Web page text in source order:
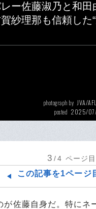
ー佐藤淑乃と和田
紗理那も信頼した
photograph by JVA/
posted 2025/
3 /4 ページ目
この記事を1ページ
佐藤自身だ。特にネ